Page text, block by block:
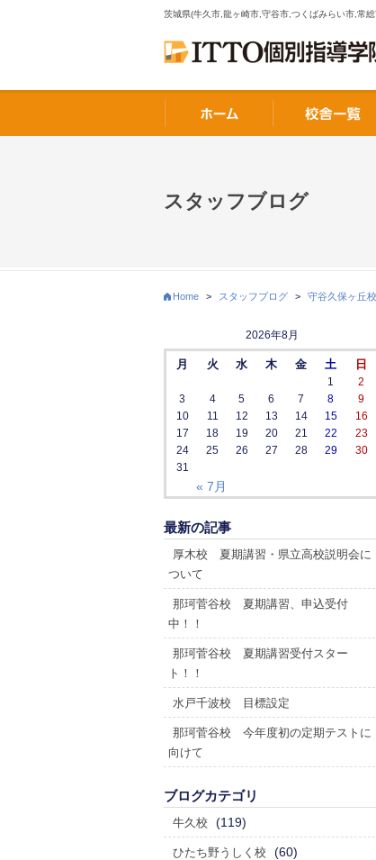
茨城県(牛久市,龍ヶ崎市,守谷市,つくばみらい市,常
スタッフブログ
Home > スタッフブログ > 守谷久保ヶ丘校
2026年8月
月 火 水 木 金 土 日
« 7月
1
2
3
4 5 6 7 8
9
10
11 12 13 14 15
16
17
18 19 20 21 22
23
24
25 26 27 28 29
30
31
最新の記事
厚木校 夏期講習・県立高校説明会に
ついて
那珂菅谷校 夏期講習、申込受付
中！！
那珂菅谷校 夏期講習受付スター
ト！！
水戸千波校 目標設定
那珂菅谷校 今年度初の定期テストに
向けて
ブログカテゴリ
牛久校 (119)
ひたち野うしく校 (60)